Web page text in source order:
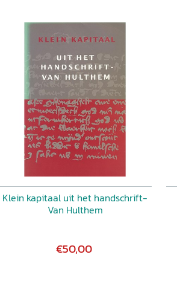
Klein kapitaal uit het handschrift-
Van Hulthem
€50,00